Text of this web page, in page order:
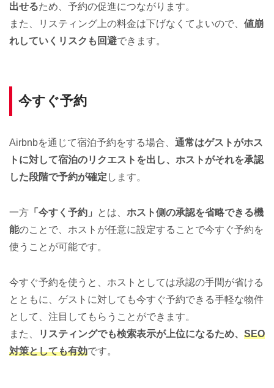
出せるため、予約の促進につながります。
また、リスティング上の料金は下げなくてよいので、 値崩
れしていくリスクも回避できます。
今すぐ予約
Airbnbを通じて宿泊予約をする場合、 通常はゲストがホス
トに対して宿泊のリクエストを出し、ホストがそれを承認
した段階で予約が確定 します。
一方 「今すく予約」 とは、 ホスト側の承認を省略できる機
能のことで、ホストが任意に設定することで今すぐ予約を
使うことが可能です。
今すぐ予約を使うと、ホストとしては承認の手間が省ける
とともに、ゲストに対しても今すぐ予約できる手軽な物件
として、注目してもらうことができます。
また、
リスティングでも検索表示が上位になるため、 SEO
対策としても有効です。